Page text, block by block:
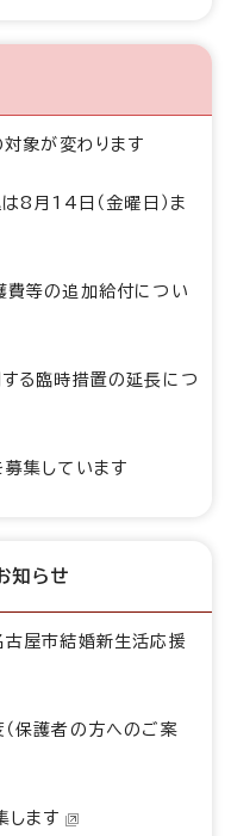
象が変わります
8月14日（金曜日）ま
費等の追加給付につい
る臨時措置の延長につ
集しています
知らせ
屋市結婚新生活応援
保護者の方へのご案
します